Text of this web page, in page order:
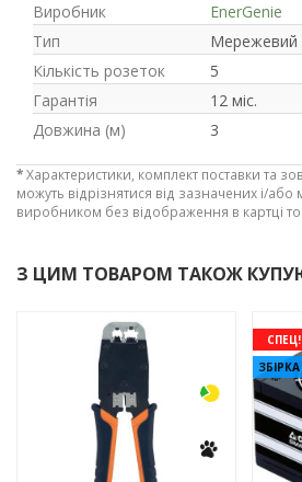
Рейтинг
974
21
63
Виробник
EnerGenie
Тип
Мережевий
Кількість розеток
5
Гарантія
12 міс.
Довжина (м)
3
*Характеристики, комплект поставки та
можуть відрізнятися від зазначених і/або
виробником без відображення в картці
З ЦИМ ТОВАРОМ ТАКОЖ